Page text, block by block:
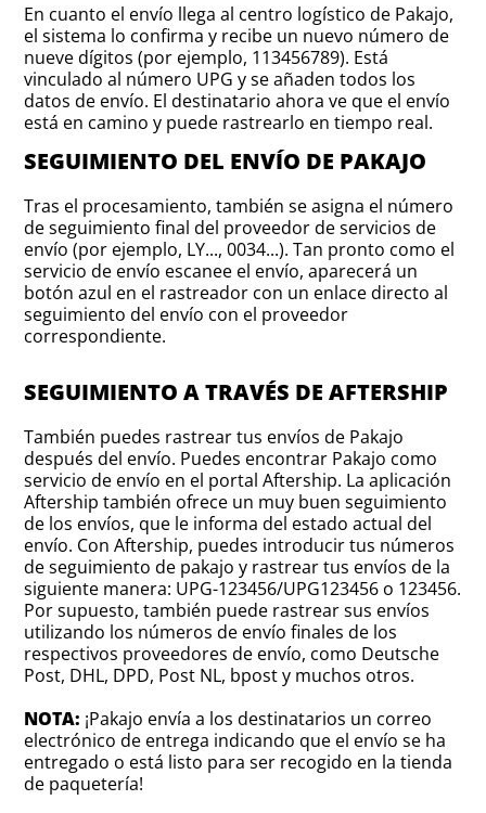
En cuanto el envío llega al centro logístico de Pakajo,
el sistema lo confirma y recibe un nuevo número de
nueve dígitos (por ejemplo, 113456789). Está
vinculado al número UPG y se añaden todos los
datos de envío. El destinatario ahora ve que el envío
está en camino y puede rastrearlo en tiempo real.
SEGUIMIENTO DEL ENVÍO DE PAKAJO
Tras el procesamiento, también se asigna el número
de seguimiento final del proveedor de servicios de
envío (por ejemplo, LY..., 0034...). Tan pronto como el
servicio de envío escanee el envío, aparecerá un
botón azul en el rastreador con un enlace directo al
seguimiento del envío con el proveedor
correspondiente.
SEGUIMIENTO A TRAVÉS DE AFTERSHIP
También puedes rastrear tus envíos de Pakajo
después del envío. Puedes encontrar Pakajo como
servicio de envío en el portal Aftership. La aplicación
Aftership también ofrece un muy buen seguimiento
de los envíos, que le informa del estado actual del
envío. Con Aftership, puedes introducir tus números
de seguimiento de pakajo y rastrear tus envíos de la
siguiente manera: UPG-123456/UPG123456 o 123456.
Por supuesto, también puede rastrear sus envíos
utilizando los números de envío finales de los
respectivos proveedores de envío, como Deutsche
Post, DHL, DPD, Post NL, bpost y muchos otros.
NOTA: ¡Pakajo envía a los destinatarios un correo
electrónico de entrega indicando que el envío se ha
entregado o está listo para ser recogido en la tienda
de paquetería!